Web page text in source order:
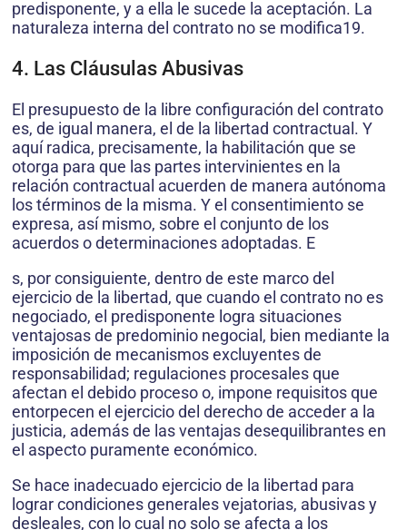
predisponente, y a ella le sucede la aceptación. La
naturaleza interna del contrato no se modifica19.
4. Las Cláusulas Abusivas
El presupuesto de la libre configuración del contrato
es, de igual manera, el de la libertad contractual. Y
aquí radica, precisamente, la habilitación que se
otorga para que las partes intervinientes en la
relación contractual acuerden de manera autónoma
los términos de la misma. Y el consentimiento se
expresa, así mismo, sobre el conjunto de los
acuerdos o determinaciones adoptadas. E
s, por consiguiente, dentro de este marco del
ejercicio de la libertad, que cuando el contrato no es
negociado, el predisponente logra situaciones
ventajosas de predominio negocial, bien mediante la
imposición de mecanismos excluyentes de
responsabilidad; regulaciones procesales que
afectan el debido proceso o, impone requisitos que
entorpecen el ejercicio del derecho de acceder a la
justicia, además de las ventajas desequilibrantes en
el aspecto puramente económico.
Se hace inadecuado ejercicio de la libertad para
lograr condiciones generales vejatorias, abusivas y
desleales, con lo cual no solo se afecta a los